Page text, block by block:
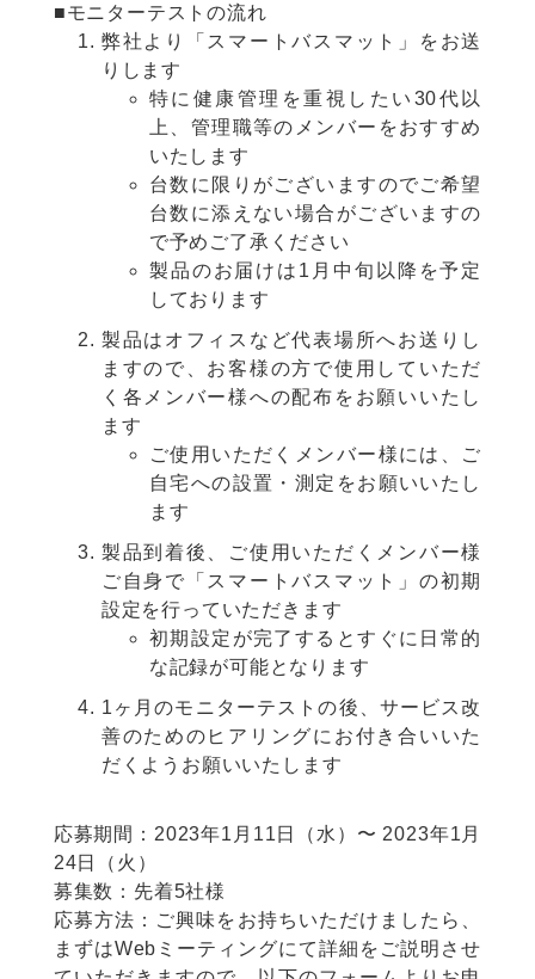
■モニターテストの流れ
弊社より「スマートバスマット」をお送
りします
特に健康管理を重視したい30代以
上、管理職等のメンバーをおすすめ
いたします
台数に限りがございますのでご希望
台数に添えない場合がございますの
で予めご了承ください
製品のお届けは1月中旬以降を予定
しております
製品はオフィスなど代表場所へお送りし
ますので、お客様の方で使用していただ
く各メンバー様への配布をお願いいたし
ます
ご使用いただくメンバー様には、ご
自宅への設置・測定をお願いいたし
ます
製品到着後、ご使用いただくメンバー様
ご自身で「スマートバスマット」の初期
設定を行っていただきます
初期設定が完了するとすぐに日常的
な記録が可能となります
1ヶ月のモニターテストの後、サービス改
善のためのヒアリングにお付き合いいた
だくようお願いいたします
応募期間：2023年1月11日（水）〜 2023年1月
24日（火）
募集数：先着5社様
応募方法：ご興味をお持ちいただけましたら、
まずはWebミーティングにて詳細をご説明させ